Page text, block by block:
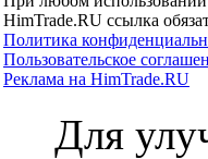
HimTrade.RU ссылка
Политика
Пользовательское
Реклама на HimTrade.RU
Для